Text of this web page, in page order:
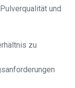
und
zu